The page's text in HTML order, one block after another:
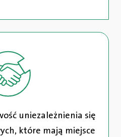
uniezależnienia się
które mają miejsce